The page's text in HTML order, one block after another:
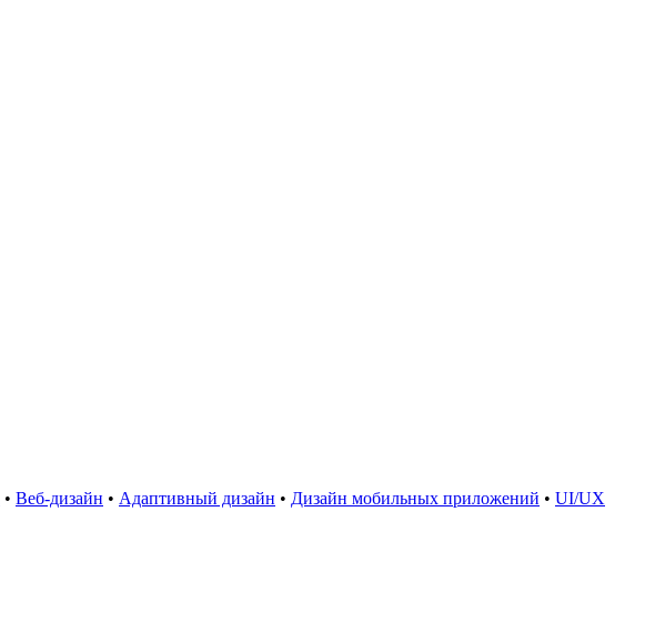
• Веб-дизайн • Адаптивный дизайн • Дизайн мобильных приложений • UI/UX